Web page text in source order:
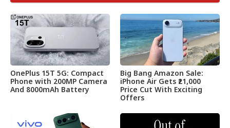
OnePlus 15T 5G: Compact
Phone with 200MP Camera
And 8000mAh Battery
Big Bang Amazon Sale:
iPhone Air Gets ₹21,000
Price Cut With Exciting
Offers